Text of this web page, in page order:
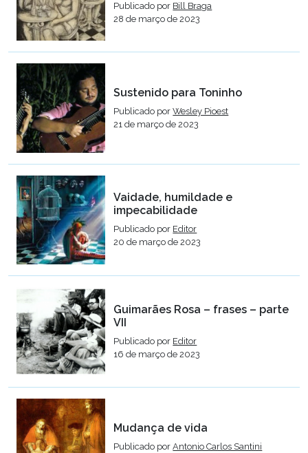
Publicado por Bill Braga
28 de março de 2023
Sustenido para Toninho
Publicado porWesley Pioest
21 de março de 2023
Vaidade, humildade e
impecabilidade
Publicado por Editor
20 de março de 2023
Guimarães Rosa – frases – parte
VII
Publicado por Editor
16 de março de 2023
Mudança de vida
Publicado porAntonio Carlos Santini